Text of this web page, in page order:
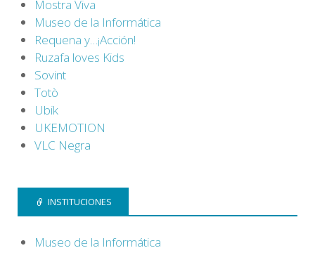
Mostra Viva
Museo de la Informática
Requena y…¡Acción!
Ruzafa loves Kids
Sovint
Totò
Ubik
UKEMOTION
VLC Negra
INSTITUCIONES
Museo de la Informática